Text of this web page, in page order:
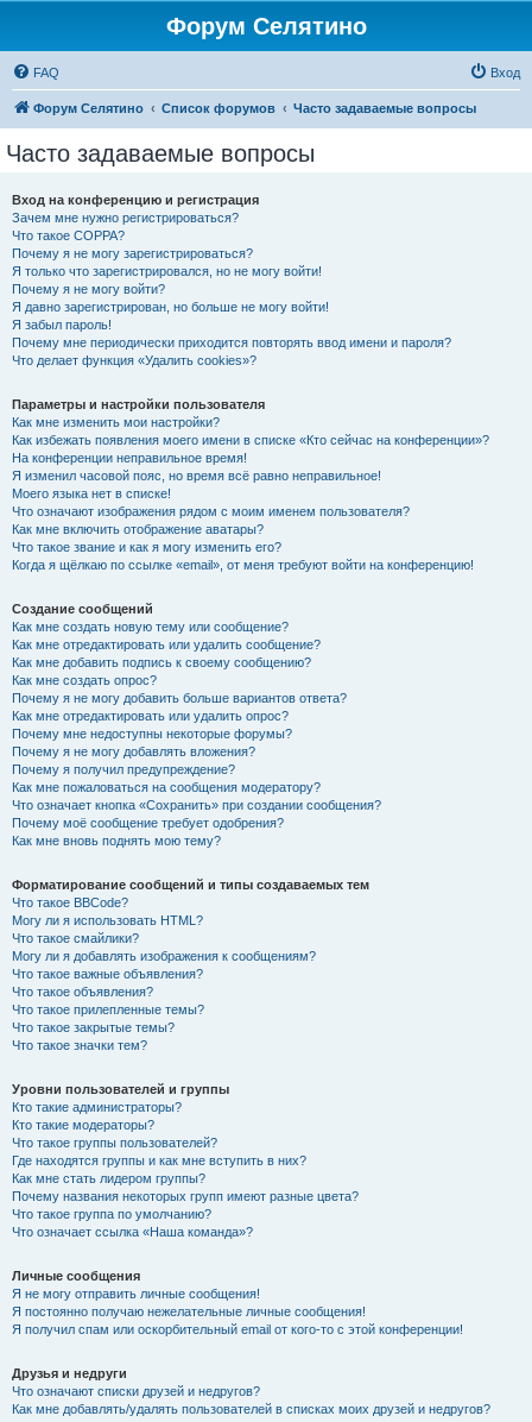
Форум Селятино
FAQ Вход
Форум Селятино Список форумов Часто задаваемые вопросы
Часто задаваемые вопросы
Вход на конференцию и регистрация
Зачем мне нужно регистрироваться?
Что такое COPPA?
Почему я не могу зарегистрироваться?
Я только что зарегистрировался, но не могу войти!
Почему я не могу войти?
Я давно зарегистрирован, но больше не могу войти!
Я забыл пароль!
Почему мне периодически приходится повторять ввод имени и пароля?
Что делает функция «Удалить cookies»?
Параметры и настройки пользователя
Как мне изменить мои настройки?
Как избежать появления моего имени в списке «Кто сейчас на конференции»?
На конференции неправильное время!
Я изменил часовой пояс, но время всё равно неправильное!
Моего языка нет в списке!
Что означают изображения рядом с моим именем пользователя?
Как мне включить отображение аватары?
Что такое звание и как я могу изменить его?
Когда я щёлкаю по ссылке «email», от меня требуют войти на конференцию!
Создание сообщений
Как мне создать новую тему или сообщение?
Как мне отредактировать или удалить сообщение?
Как мне добавить подпись к своему сообщению?
Как мне создать опрос?
Почему я не могу добавить больше вариантов ответа?
Как мне отредактировать или удалить опрос?
Почему мне недоступны некоторые форумы?
Почему я не могу добавлять вложения?
Почему я получил предупреждение?
Как мне пожаловаться на сообщения модератору?
Что означает кнопка «Сохранить» при создании сообщения?
Почему моё сообщение требует одобрения?
Как мне вновь поднять мою тему?
Форматирование сообщений и типы создаваемых тем
Что такое BBCode?
Могу ли я использовать HTML?
Что такое смайлики?
Могу ли я добавлять изображения к сообщениям?
Что такое важные объявления?
Что такое объявления?
Что такое прилепленные темы?
Что такое закрытые темы?
Что такое значки тем?
Уровни пользователей и группы
Кто такие администраторы?
Кто такие модераторы?
Что такое группы пользователей?
Где находятся группы и как мне вступить в них?
Как мне стать лидером группы?
Почему названия некоторых групп имеют разные цвета?
Что такое группа по умолчанию?
Что означает ссылка «Наша команда»?
Личные сообщения
Я не могу отправить личные сообщения!
Я постоянно получаю нежелательные личные сообщения!
Я получил спам или оскорбительный email от кого-то с этой конференции!
Друзья и недруги
Что означают списки друзей и недругов?
Как мне добавлять/удалять пользователей в списках моих друзей и недругов?